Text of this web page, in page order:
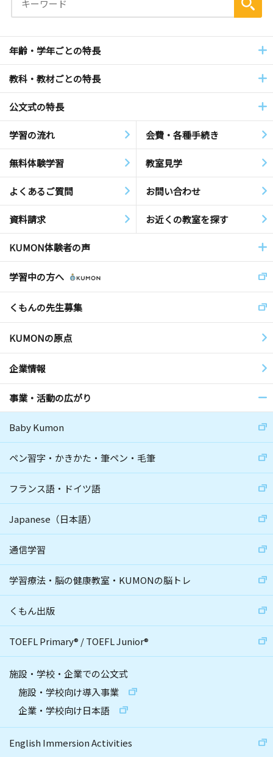
年齢・学年ごとの特長
教科・教材ごとの特長
公文式の特長
学習の流れ 会費・各種手続き
無料体験学習 教室見学
よくあるご質問 お問い合わせ
資料請求 お近くの教室を探す
KUMON体験者の声
学習中の方へ
くもんの先生募集
KUMONの原点
企業情報
事業・活動の広がり
Baby Kumon
ペン習字・かきかた・筆ペン・毛筆
フランス語・ドイツ語
Japanese（日本語）
通信学習
学習療法・脳の健康教室・KUMONの脳トレ
くもん出版
TOEFL Primary® /TOEFL Junior®
施設・学校・企業での公文式
施設・学校向け導入事業
企業・学校向け日本語
English Immersion Activities